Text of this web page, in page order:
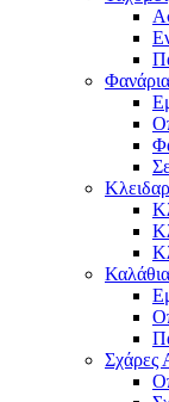
Φανάρια
Καλάθια
Σχάρες